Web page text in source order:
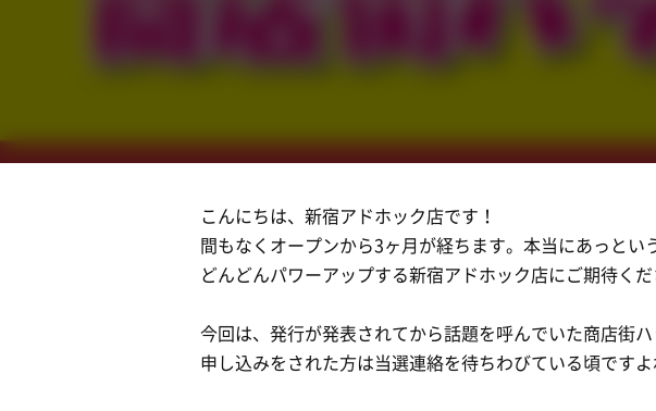
こんにちは、新宿アドホック店です！
間もなくオープンから3ヶ月が経ちます。本当にあっとい
どんどんパワーアップする新宿アドホック店にご期待く
今回は、発行が発表されてから話題を呼んでいた商店街ハ
申し込みをされた方は当選連絡を待ちわびている頃です